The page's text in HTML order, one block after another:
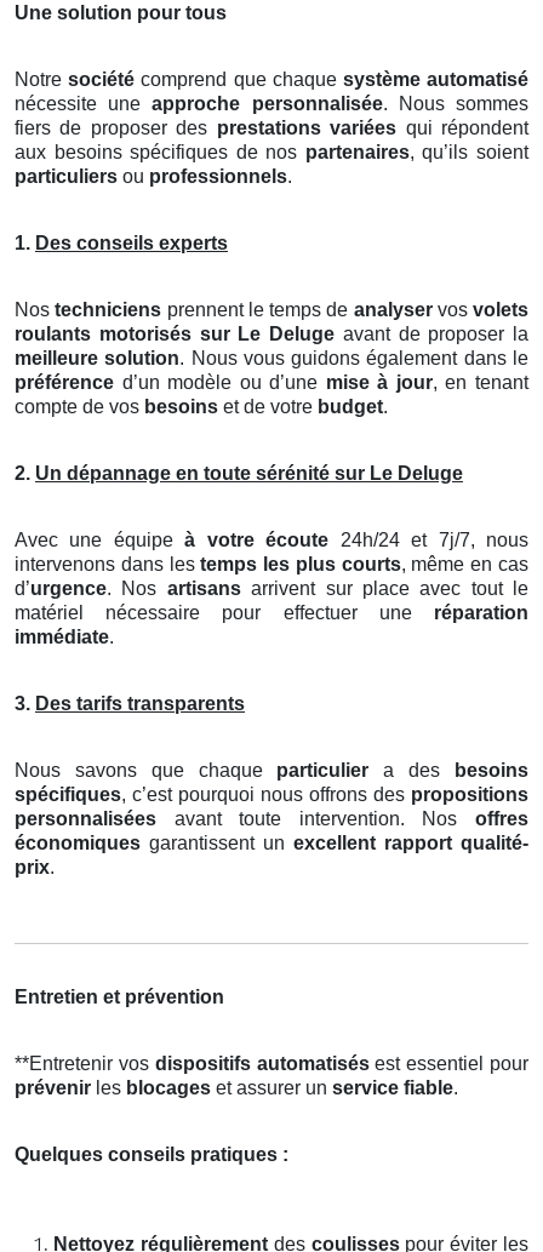
Une solution pour tous
Notresociété comprend que chaque système automatisé
nécessite uneapproche personnalisée. Nous sommes
fiers de proposer des prestations variées qui répondent
aux besoins spécifiques de nos partenaires, qu’ils soient
particuliers ou professionnels.
1. Des conseils experts
Nostechniciens prennent le temps de analyservos volets
roulants motorisés sur Le Deluge avant de proposer la
meilleure solution. Nous vous guidons également dans le
préférence d’un modèle ou d’une mise à jour, en tenant
compte de vos besoins et de votre budget.
2. Un dépannage en toute sérénité sur Le Deluge
Avec une équipeà votre écoute 24h/24 et 7j/7, nous
intervenons dans lestemps les plus courts, même en cas
d’urgence. Nos artisansarrivent sur place avec tout le
matériel nécessaire pour effectuer une réparation
immédiate.
3. Des tarifs transparents
Nous savons que chaque particulier a des
besoins
spécifiques, c’est pourquoi nous offrons des propositions
personnalisées avant toute intervention. Nos offres
économiques garantissent un excellent rapport qualité-
prix.
Entretien et prévention
**Entretenir vos dispositifs automatisésest essentiel pour
prévenir les blocages et assurer un service fiable.
Quelques conseils pratiques :
Nettoyez régulièrementdes coulissespour éviter les